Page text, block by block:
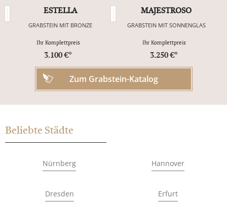
ESTELLA
GRABSTEIN MIT BRONZE
Ihr Komplettpreis
3.100 €*
MAJESTROSO
GRABSTEIN MIT SONNENGLAS
Ihr Komplettpreis
3.250 €*
Zum Grabstein-Katalog
Beliebte Städte
Nürnberg Hannover
Dresden Erfurt